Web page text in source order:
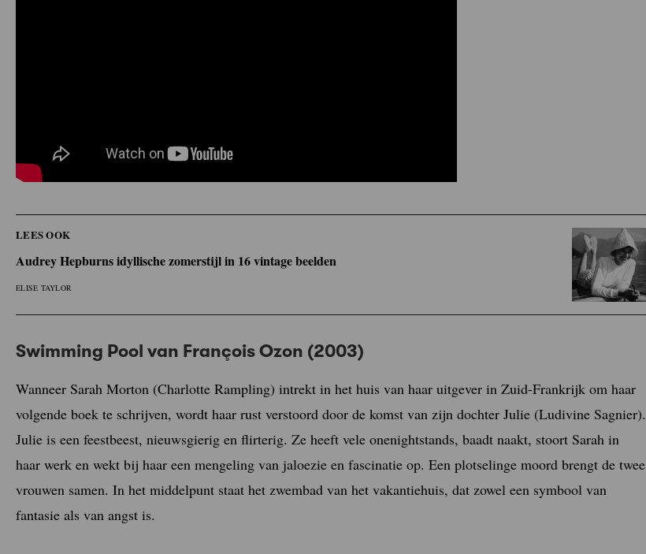
LEES OOK
Audrey Hepburns idyllische zomerstijl in 16 vintage beelden
ELISE TAYLOR
Swimming Pool van François Ozon (2003)
Wanneer Sarah Morton (Charlotte Rampling) intrekt in het huis van haar uitgever in Zuid-Frankrijk om haar
volgende boek te schrijven, wordt haar rust verstoord door de komst van zijn dochter Julie (Ludivine Sagnier).
Julie is een feestbeest, nieuwsgierig en flirterig. Ze heeft vele onenightstands, baadt naakt, stoort Sarah in
haar werk en wekt bij haar een mengeling van jaloezie en fascinatie op. Een plotselinge moord brengt de twee
vrouwen samen. In het middelpunt staat het zwembad van het vakantiehuis, dat zowel een symbool van
fantasie als van angst is.